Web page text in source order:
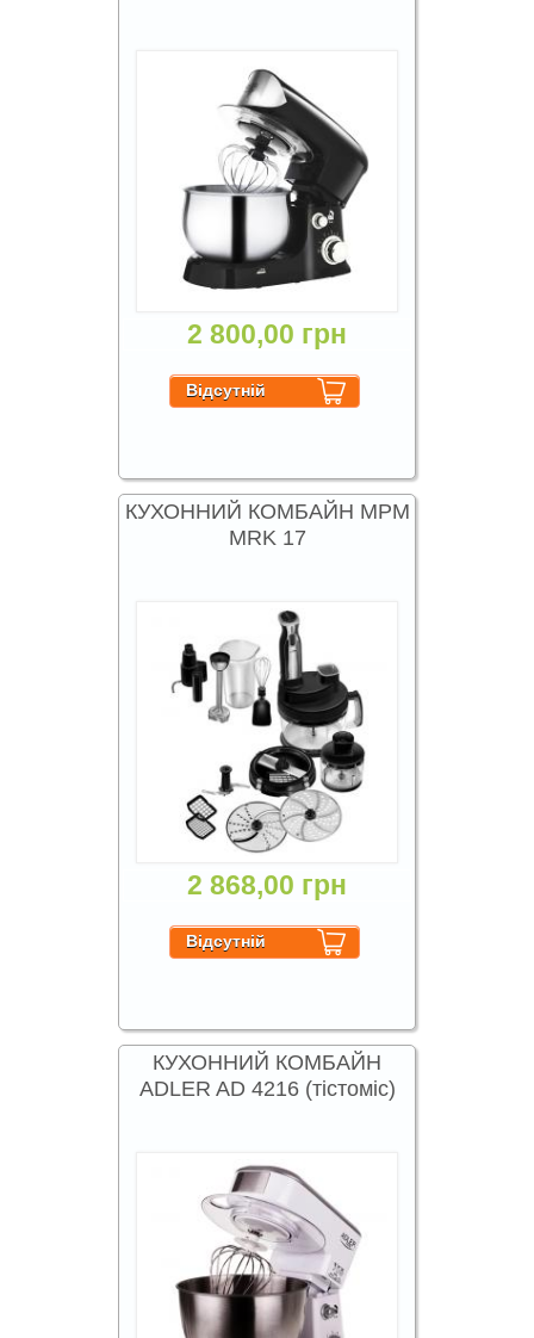
2 800,00 грн
КУХОННИЙ КОМБАЙН MPM
MRK 17
2 868,00 грн
КУХОННИЙ КОМБАЙН
ADLER AD 4216 (тістоміс)